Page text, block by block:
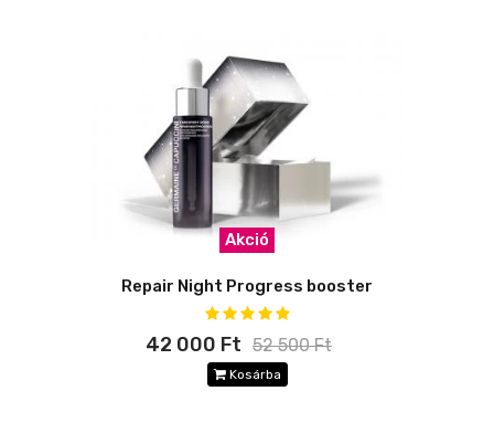
Akció
Repair Night Progress booster
42 000 Ft 52 500 Ft
Kosárba